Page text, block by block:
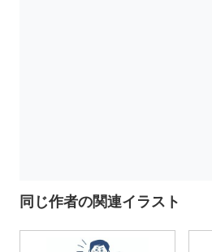
同じ作者の関連イラスト